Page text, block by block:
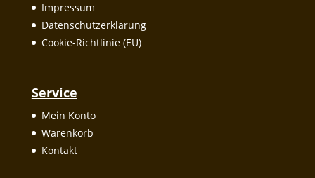
Impressum
Datenschutzerklärung
Cookie-Richtlinie (EU)
Service
Mein Konto
Warenkorb
Kontakt